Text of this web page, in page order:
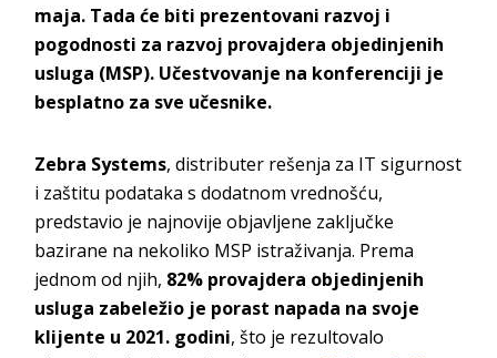
maja. Tada će biti prezentovani razvoj i
pogodnosti za razvoj provajdera objedinjenih
usluga (MSP). Učestvovanje na konferenciji je
besplatno za sve učesnike.
Zebra Systems, distributer rešenja za IT sigurnost
i zaštitu podataka s dodatnom vrednošću,
predstavio je najnovije objavljene zaključke
bazirane na nekoliko MSP istraživanja. Prema
jednom od njih, 82% provajdera objedinjenih
usluga zabeležio je porast napada na svoje
klijente u 2021. godini, što je rezultovalo